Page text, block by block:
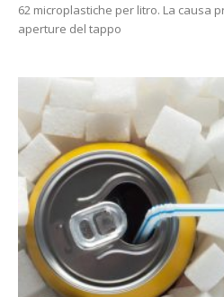
62 microplastiche per litro. La causa
aperture del tappo